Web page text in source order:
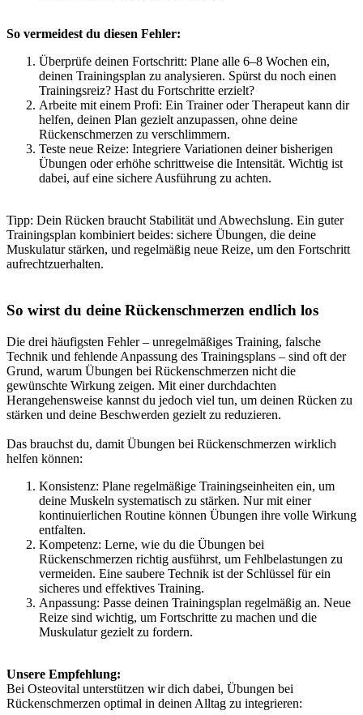
So vermeidest du diesen Fehler:
Überprüfe deinen Fortschritt: Plane alle 6–8 Wochen ein,
deinen Trainingsplan zu analysieren. Spürst du noch einen
Trainingsreiz? Hast du Fortschritte erzielt?
Arbeite mit einem Profi: Ein Trainer oder Therapeut kann dir
helfen, deinen Plan gezielt anzupassen, ohne deine
Rückenschmerzen zu verschlimmern.
Teste neue Reize: Integriere Variationen deiner bisherigen
Übungen oder erhöhe schrittweise die Intensität. Wichtig ist
dabei, auf eine sichere Ausführung zu achten.
Tipp: Dein Rücken braucht Stabilität und Abwechslung. Ein guter
Trainingsplan kombiniert beides: sichere Übungen, die deine
Muskulatur stärken, und regelmäßig neue Reize, um den Fortschritt
aufrechtzuerhalten.
So wirst du deine Rückenschmerzen endlich los
Die drei häufigsten Fehler – unregelmäßiges Training, falsche
Technik und fehlende Anpassung des Trainingsplans – sind oft der
Grund, warum Übungen bei Rückenschmerzen nicht die
gewünschte Wirkung zeigen. Mit einer durchdachten
Herangehensweise kannst du jedoch viel tun, um deinen Rücken zu
stärken und deine Beschwerden gezielt zu reduzieren.
Das brauchst du, damit Übungen bei Rückenschmerzen wirklich
helfen können:
Konsistenz: Plane regelmäßige Trainingseinheiten ein, um
deine Muskeln systematisch zu stärken. Nur mit einer
kontinuierlichen Routine können Übungen ihre volle Wirkung
entfalten.
Kompetenz: Lerne, wie du die Übungen bei
Rückenschmerzen richtig ausführst, um Fehlbelastungen zu
vermeiden. Eine saubere Technik ist der Schlüssel für ein
sicheres und effektives Training.
Anpassung: Passe deinen Trainingsplan regelmäßig an. Neue
Reize sind wichtig, um Fortschritte zu machen und die
Muskulatur gezielt zu fordern.
Unsere Empfehlung:
Bei Osteovital unterstützen wir dich dabei, Übungen bei
Rückenschmerzen optimal in deinen Alltag zu integrieren: